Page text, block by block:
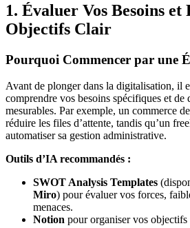
1. Évaluer Vos Besoins et
Objectifs Clair
Pourquoi Commencer par une
Avant de plonger dans la digitalisation, il
comprendre vos besoins spécifiques et
mesurables. Par exemple, un commerce
réduire les files d’attente, tandis qu’un
automatiser sa gestion administrative.
Outils d’IA recommandés :
SWOT Analysis Templates
Miro) pour évaluer vos forces,
menaces.
Notion pour organiser vos